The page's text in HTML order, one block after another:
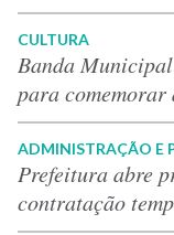
CULTURA
Banda
para
ADMINISTRAÇÃO E
Prefeitura abre
contratação